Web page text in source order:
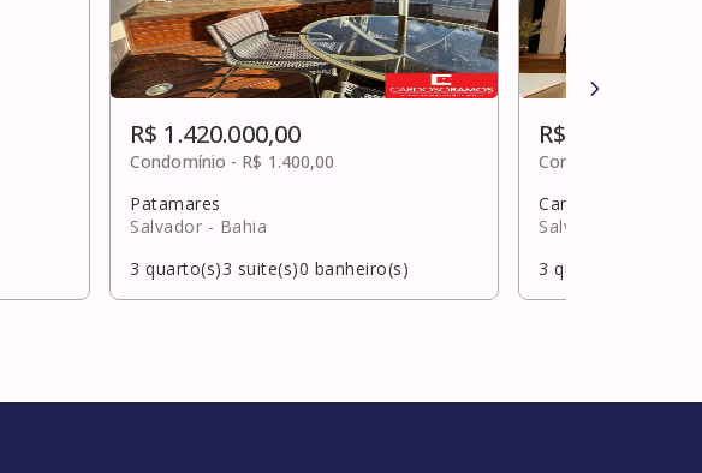
R$ 1.420.000,00
Condomínio - R$ 1.400,00
Patamares
Salvador - Bahia
3 quarto(s)3 suite(s)0 banheiro(s)
R$
Condomínio -
Caminho das
Salvador
3 quarto(s)